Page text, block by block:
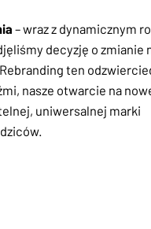
– wraz z dynamicznym
decyzję o zmianie
ten
nasze otwarcie na
uniwersalnej marki